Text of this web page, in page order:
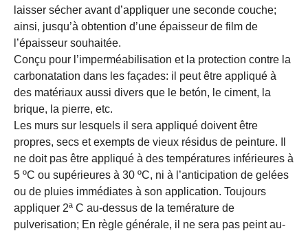
laisser sécher avant d’appliquer une seconde couche;
ainsi, jusqu’à obtention d’une épaisseur de film de
l’épaisseur souhaitée.
Conçu pour l’imperméabilisation et la protection contre la
carbonatation dans les façades: il peut être appliqué à
des matériaux aussi divers que le betón, le ciment, la
brique, la pierre, etc.
Les murs sur lesquels il sera appliqué doivent être
propres, secs et exempts de vieux résidus de peinture. Il
ne doit pas être appliqué à des températures inférieures à
5 ºC ou supérieures à 30 ºC, ni à l’anticipation de gelées
ou de pluies immédiates à son application. Toujours
appliquer 2ª C au-dessus de la temérature de
pulverisation; En règle générale, il ne sera pas peint au-